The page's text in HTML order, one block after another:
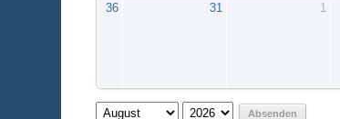
36 31 1
Absenden